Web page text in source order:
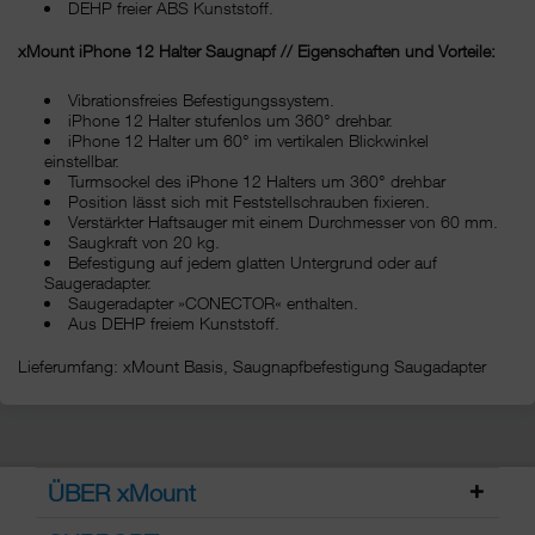
DEHP freier ABS Kunststoff.
xMount iPhone 12 Halter Saugnapf // Eigenschaften und Vorteile:
Vibrationsfreies Befestigungssystem.
iPhone 12 Halter stufenlos um 360° drehbar.
iPhone 12 Halter um 60° im vertikalen Blickwinkel
einstellbar.
Turmsockel des iPhone 12 Halters um 360° drehbar
Position lässt sich mit Feststellschrauben fixieren.
Verstärkter Haftsauger mit einem Durchmesser von 60 mm.
Saugkraft von 20 kg.
Befestigung auf jedem glatten Untergrund oder auf
Saugeradapter.
Saugeradapter »CONECTOR« enthalten.
Aus DEHP freiem Kunststoff.
Lieferumfang: xMount Basis, Saugnapfbefestigung Saugadapter
ÜBER xMount